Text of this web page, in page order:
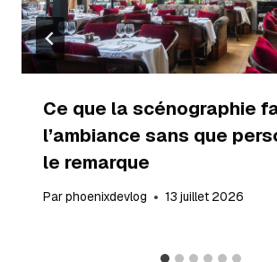
Ce que la scénographie
l’ambiance sans que
le remarque
Parphoenixdevlog 13 juillet 2026